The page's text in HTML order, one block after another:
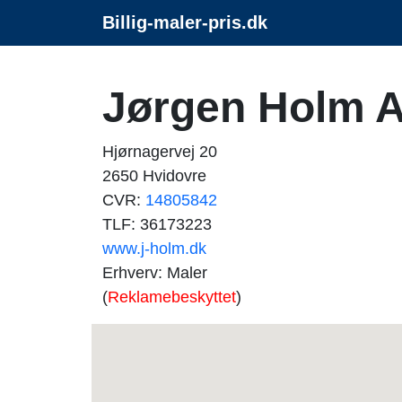
Billig-maler-pris.dk
Jørgen Holm
Hjørnagervej 20
2650 Hvidovre
CVR: 14805842
TLF: 36173223
www.j-holm.dk
Erhverv: Maler
(Reklamebeskyttet)